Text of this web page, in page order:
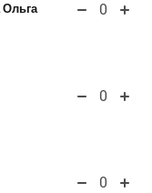
0
0
0